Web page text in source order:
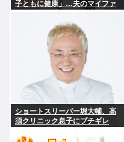
子ともに健康」…夫のマイファ
森昌子さんの孫
ショートスリーパー堀大輔、高
須クリニック息子にブチギレ